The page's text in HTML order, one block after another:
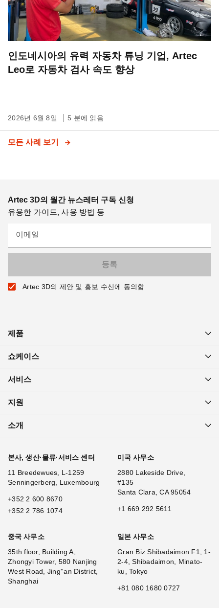
인도네시아의 유력 자동차 튜닝 기업, Artec
Leo로 자동차 검사 속도 향상
2026년 6월 8일 5 분에 읽음
모든 사례 보기
Artec 3D의 월간 뉴스레터 구독 신청
유용한 가이드, 사용 방법 등
이메일
Artec 3D의 제안 및 홍보 수신에 동의함
제품
쇼케이스
서비스
지원
소개
본사, 생산·물류·서비스 센터
11 Breedewues, L-1259
Senningerberg, Luxembourg
+352 2 600 8670
+352 2 786 1074
미국 사무소
2880 Lakeside Drive,
#135
Santa Clara, CA 95054
+1 669 292 5611
중국 사무소
35th floor, Building A,
Zhongyi Tower, 580 Nanjing
West Road, Jing''an District,
Shanghai
일본 사무소
Gran Biz Shibadaimon F1, 1-
2-4, Shibadaimon, Minato-
ku, Tokyo
+81 080 1680 0727